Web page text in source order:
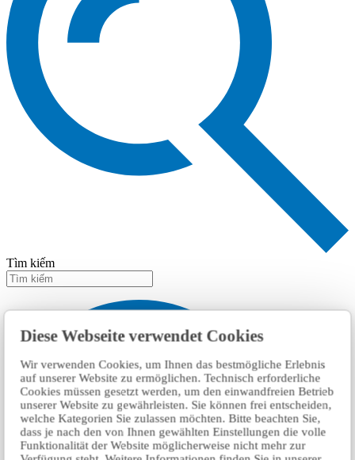
Diese Webseite verwendet Cookies
Wir verwenden Cookies, um Ihnen das bestmögliche Erlebnis
auf unserer Website zu ermöglichen. Technisch erforderliche
Cookies müssen gesetzt werden, um den einwandfreien Betrieb
unserer Website zu gewährleisten. Sie können frei entscheiden,
welche Kategorien Sie zulassen möchten. Bitte beachten Sie,
dass je nach den von Ihnen gewählten Einstellungen die volle
Funktionalität der Website möglicherweise nicht mehr zur
Tìm kiếm